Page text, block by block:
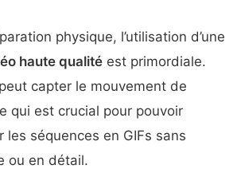
physique, l’utilisation d’une
haute qualité est primordiale.
capter le mouvement de
qui est crucial pour pouvoir
les séquences en GIFs sans
ou en détail.